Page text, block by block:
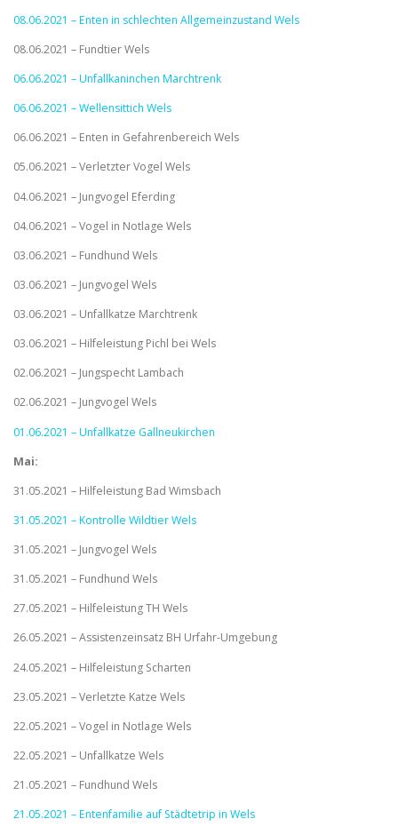
08.06.2021 – Enten in schlechten Allgemeinzustand Wels
08.06.2021 – Fundtier Wels
06.06.2021 – Unfallkaninchen Marchtrenk
06.06.2021 – Wellensittich Wels
06.06.2021 – Enten in Gefahrenbereich Wels
05.06.2021 – Verletzter Vogel Wels
04.06.2021 – Jungvogel Eferding
04.06.2021 – Vogel in Notlage Wels
03.06.2021 – Fundhund Wels
03.06.2021 – Jungvogel Wels
03.06.2021 – Unfallkatze Marchtrenk
03.06.2021 – Hilfeleistung Pichl bei Wels
02.06.2021 – Jungspecht Lambach
02.06.2021 – Jungvogel Wels
01.06.2021 – Unfallkatze Gallneukirchen
Mai:
31.05.2021 – Hilfeleistung Bad Wimsbach
31.05.2021 – Kontrolle Wildtier Wels
31.05.2021 – Jungvogel Wels
31.05.2021 – Fundhund Wels
27.05.2021 – Hilfeleistung TH Wels
26.05.2021 – Assistenzeinsatz BH Urfahr-Umgebung
24.05.2021 – Hilfeleistung Scharten
23.05.2021 – Verletzte Katze Wels
22.05.2021 – Vogel in Notlage Wels
22.05.2021 – Unfallkatze Wels
21.05.2021 – Fundhund Wels
21.05.2021 – Entenfamilie auf Städtetrip in Wels